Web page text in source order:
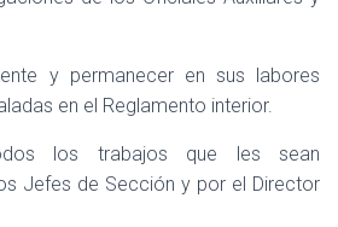
y permanecer en sus labores
en el Reglamento interior.
los trabajos que les sean
Jefes de Sección y por el Director